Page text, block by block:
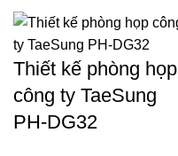
Thiết kế phòng họp
công ty TaeSung
PH-DG32